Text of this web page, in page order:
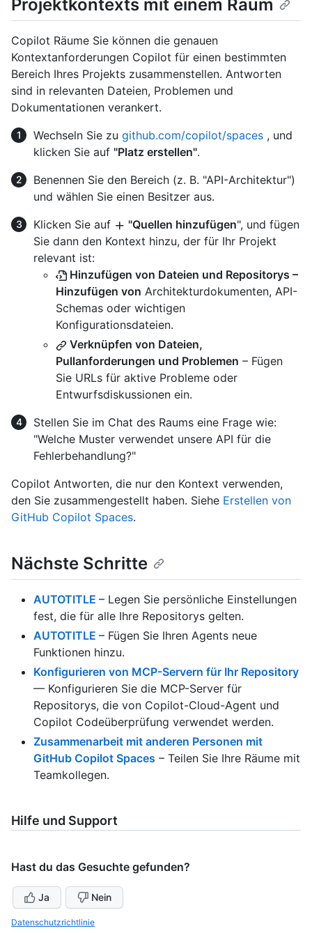
Projektkontexts mit einem Raum
Copilot Räume Sie können die genauen
Kontextanforderungen Copilot für einen bestimmten
Bereich Ihres Projekts zusammenstellen. Antworten
sind in relevanten Dateien, Problemen und
Dokumentationen verankert.
Wechseln Sie zu github.com/copilot/spaces , und
klicken Sie auf "Platz erstellen".
Benennen Sie den Bereich (z. B. "API-Architektur")
und wählen Sie einen Besitzer aus.
Klicken Sie auf
"Quellen hinzufügen", und fügen
Sie dann den Kontext hinzu, der für Ihr Projekt
relevant ist:
Hinzufügen von Dateien und Repositorys –
Hinzufügen von Architekturdokumenten, API-
Schemas oder wichtigen
Konfigurationsdateien.
Verknüpfen von Dateien,
Pullanforderungen und Problemen – Fügen
Sie URLs für aktive Probleme oder
Entwurfsdiskussionen ein.
Stellen Sie im Chat des Raums eine Frage wie:
"Welche Muster verwendet unsere API für die
Fehlerbehandlung?"
Copilot Antworten, die nur den Kontext verwenden,
den Sie zusammengestellt haben. Siehe Erstellen von
GitHub Copilot Spaces.
Nächste Schritte
AUTOTITLE – Legen Sie persönliche Einstellungen
fest, die für alle Ihre Repositorys gelten.
AUTOTITLE – Fügen Sie Ihren Agents neue
Funktionen hinzu.
Konfigurieren von MCP-Servern für Ihr Repository
— Konfigurieren Sie die MCP-Server für
Repositorys, die von Copilot-Cloud-Agent und
Copilot Codeüberprüfung verwendet werden.
Zusammenarbeit mit anderen Personen mit
GitHub Copilot Spaces – Teilen Sie Ihre Räume mit
Teamkollegen.
Hilfe und Support
Hast du das Gesuchte gefunden?
Ja Nein
Datenschutzrichtlinie